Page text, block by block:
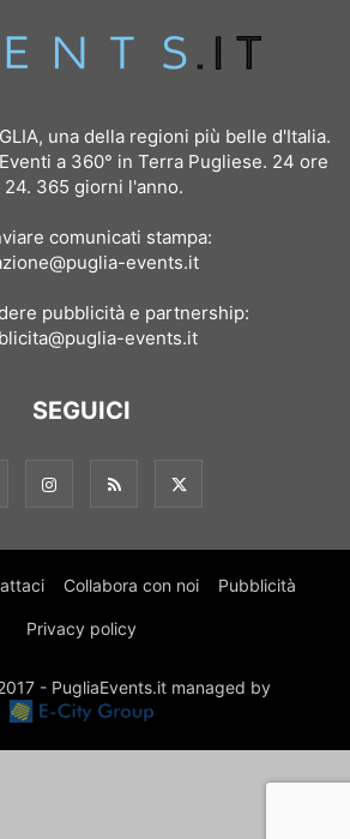
una della regioni più belle d'Italia.
a 360° in Terra Pugliese. 24 ore
24. 365 giorni l'anno.
comunicati stampa:
events.it
pubblicità e partnership:
events.it
SEGUICI
Collabora con noi Pubblicità
Privacy policy
- PugliaEvents.it managed by